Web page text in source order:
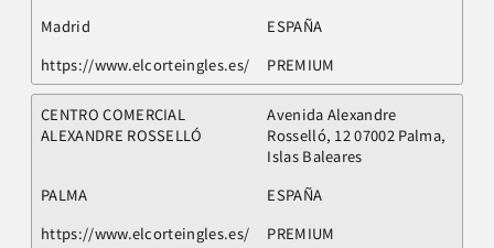
Madrid
ESPAÑA
https://www.elcorteingles.es/
PREMIUM
CENTRO COMERCIAL
ALEXANDRE ROSSELLÓ
Avenida Alexandre
Rosselló, 12 07002 Palma,
Islas Baleares
PALMA
ESPAÑA
https://www.elcorteingles.es/
PREMIUM